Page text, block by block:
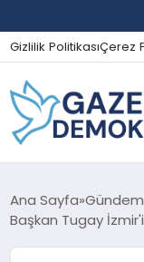
Gizlilik PolitikasıÇerez
GÜNDEM
Ana Sayfa Gündem
Başkan Tugay